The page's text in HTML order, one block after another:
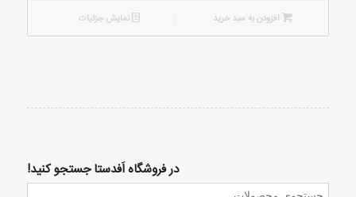
افزودن به سبد خرید نمایش جزئیات
در فروشگاه اَفدستا جستجو کنید!